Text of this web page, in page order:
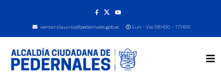
ventanillaunica@pedernales.gob.ec Lun - Vie 08H00 - 17H00